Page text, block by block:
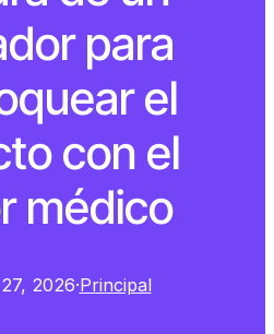
para
el
con el
médico
2026·Principal